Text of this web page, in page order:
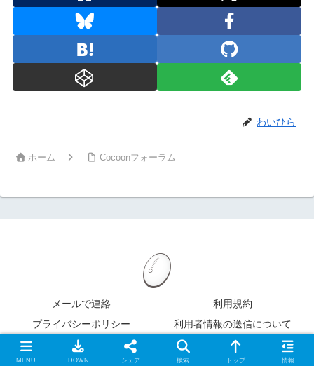
わいひら
ホーム Cocoonフォーラム
メールで連絡
利用規約
プライバシーポリシー
利用者情報の送信について
Copyright 2022 XServer Inc.
MENU DOWN シェア 検索 トップ 情報